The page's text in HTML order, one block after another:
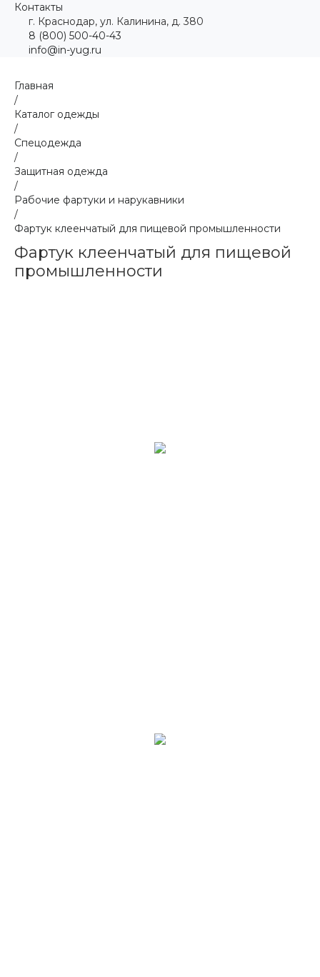
Контакты
г. Краснодар, ул. Калинина, д. 380
8 (800) 500-40-43
info@in-yug.ru
Главная
/
Каталог одежды
/
Спецодежда
/
Защитная одежда
/
Рабочие фартуки и нарукавники
/
Фартук клеенчатый для пищевой промышленности
Фартук клеенчатый для пищевой
промышленности